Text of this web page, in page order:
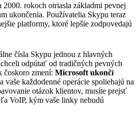
rokoch otriasla základmi pevnej
ukončenia. Používatelia Skypu teraz
platformy, ktoré lepšie zodpovedajú
čísla Skypu jednou z hlavných
odpútať od tradičných pevných
čoskoro zmení: Microsoft ukončí
vaše každodenné operácie spoliehajú na
otázok klientov, musíte prejsť
VoIP, kým vaše linky nebudú